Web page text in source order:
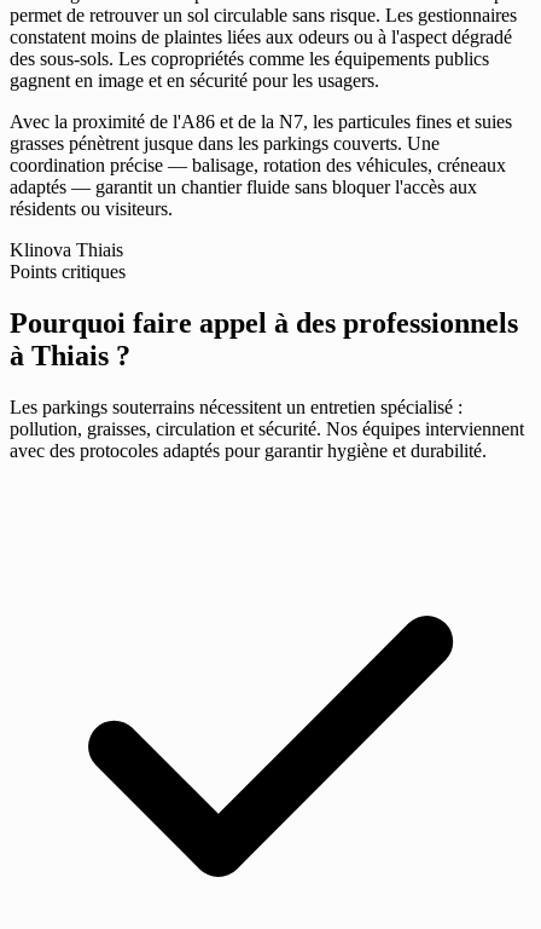
permet de retrouver un sol circulable sans risque. Les gestionnaires
constatent moins de plaintes liées aux odeurs ou à l'aspect dégradé
des sous-sols. Les copropriétés comme les équipements publics
gagnent en image et en sécurité pour les usagers.
Avec la proximité de l'A86 et de la N7, les particules fines et suies
grasses pénètrent jusque dans les parkings couverts. Une
coordination précise — balisage, rotation des véhicules, créneaux
adaptés — garantit un chantier fluide sans bloquer l'accès aux
résidents ou visiteurs.
Klinova Thiais
Points critiques
Pourquoi faire appel à des professionnels
à Thiais ?
Les parkings souterrains nécessitent un entretien spécialisé :
pollution, graisses, circulation et sécurité. Nos équipes interviennent
avec des protocoles adaptés pour garantir hygiène et durabilité.